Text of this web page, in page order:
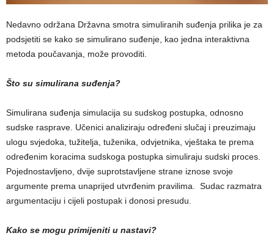
Nedavno održana Državna smotra simuliranih suđenja prilika je za
podsjetiti se kako se simulirano suđenje, kao jedna interaktivna
metoda poučavanja, može provoditi.
Što su simulirana suđenja?
Simulirana suđenja simulacija su sudskog postupka, odnosno
sudske rasprave. Učenici analiziraju određeni slučaj i preuzimaju
ulogu svjedoka, tužitelja, tuženika, odvjetnika, vještaka te prema
određenim koracima sudskoga postupka simuliraju sudski proces.
Pojednostavljeno, dvije suprotstavljene strane iznose svoje
argumente prema unaprijed utvrđenim pravilima. Sudac razmatra
argumentaciju i cijeli postupak i donosi presudu.
Kako se mogu primijeniti u nastavi?